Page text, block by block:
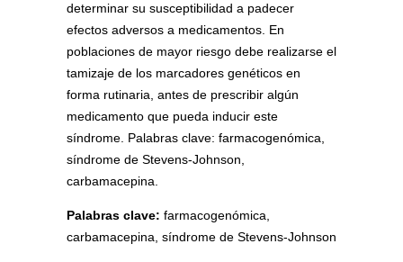
determinar su susceptibilidad a padecer
efectos adversos a medicamentos. En
poblaciones de mayor riesgo debe realizarse el
tamizaje de los marcadores genéticos en
forma rutinaria, antes de prescribir algún
medicamento que pueda inducir este
síndrome. Palabras clave: farmacogenómica,
síndrome de Stevens-Johnson,
carbamacepina.
Palabras clave: farmacogenómica,
carbamacepina, síndrome de Stevens-Johnson